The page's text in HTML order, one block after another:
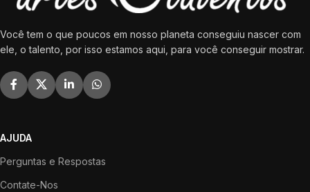
Você tem o que poucos em nosso planeta conseguiu nascer com
ele, o talento, por isso estamos aqui, para você conseguir mostrar.
AJUDA
Perguntas e Respostas
Contate-Nos